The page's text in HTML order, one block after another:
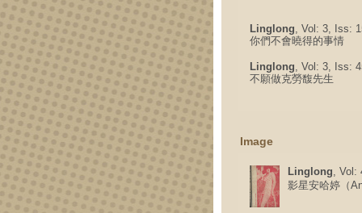
Linglong, Vol: 3, Iss:
你們不會曉得的事情
Linglong, Vol: 3, Iss:
不願做克勞馥先生
Image
Linglong, Vol:
影星安哈婷（